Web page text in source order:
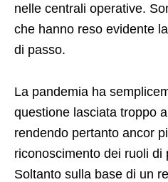
nelle centrali operative.
che hanno reso evidente
di passo.
La pandemia ha
questione lasciata troppo
rendendo pertanto ancor
riconoscimento dei ruoli di
Soltanto sulla base di un